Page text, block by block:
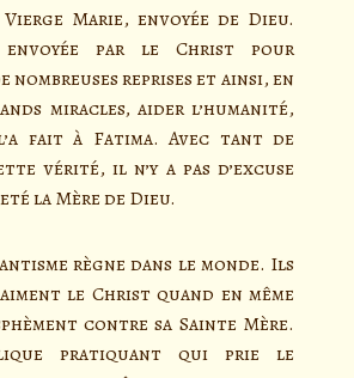
Marie, envoyée de Dieu.
par le Christ pour
nombreuses reprises et ainsi, en
miracles, aider l’humanité,
fait à Fatima. Avec tant de
vérité, il n’y a pas d’excuse
la Mère de Dieu.
règne dans le monde. Ils
le Christ quand en même
contre sa Sainte Mère.
pratiquant qui prie le